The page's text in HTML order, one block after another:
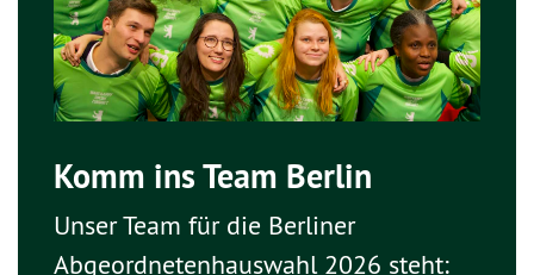
Komm ins Team Berlin
Unser Team für die Berliner
Abgeordnetenhauswahl 2026 steht: